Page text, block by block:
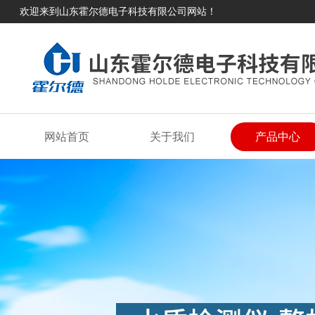
欢迎来到山东霍尔德电子科技有限公司网站！
网站首页 关于我们 产品中心